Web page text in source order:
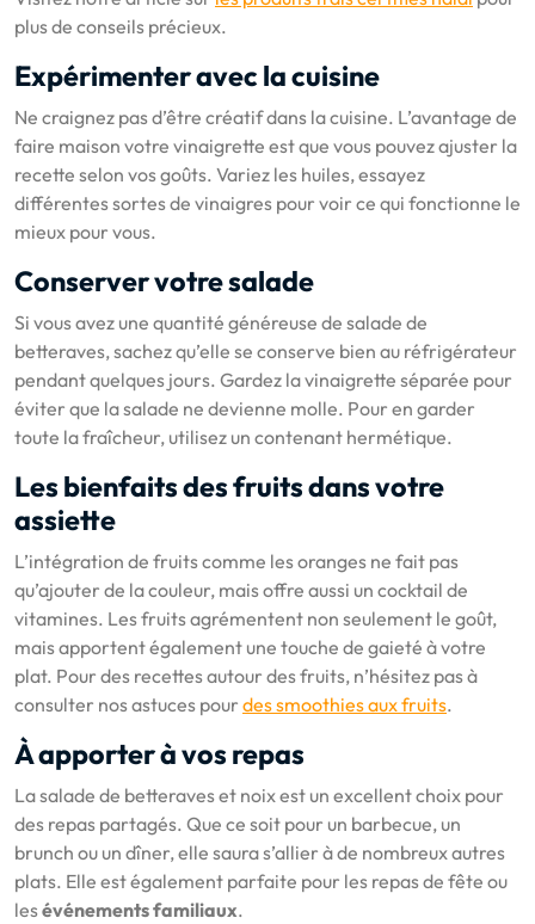
plus de conseils précieux.
Expérimenter avec la cuisine
Ne craignez pas d’être créatif dans la cuisine. L’avantage de
faire maison votre vinaigrette est que vous pouvez ajuster la
recette selon vos goûts. Variez les huiles, essayez
différentes sortes de vinaigres pour voir ce qui fonctionne le
mieux pour vous.
Conserver votre salade
Si vous avez une quantité généreuse de salade de
betteraves, sachez qu’elle se conserve bien au réfrigérateur
pendant quelques jours. Gardez la vinaigrette séparée pour
éviter que la salade ne devienne molle. Pour en garder
toute la fraîcheur, utilisez un contenant hermétique.
Les bienfaits des fruits dans votre
assiette
L’intégration de fruits comme les oranges ne fait pas
qu’ajouter de la couleur, mais offre aussi un cocktail de
vitamines. Les fruits agrémentent non seulement le goût,
mais apportent également une touche de gaieté à votre
plat. Pour des recettes autour des fruits, n’hésitez pas à
consulter nos astuces pour des smoothies aux fruits.
À apporter à vos repas
La salade de betteraves et noix est un excellent choix pour
des repas partagés. Que ce soit pour un barbecue, un
brunch ou un dîner, elle saura s’allier à de nombreux autres
plats. Elle est également parfaite pour les repas de fête ou
lesévénements familiaux.